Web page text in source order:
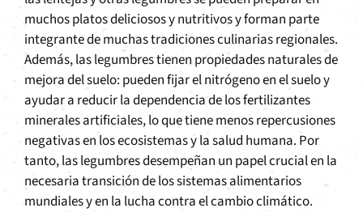
muchos platos deliciosos y nutritivos y forman parte
integrante de muchas tradiciones culinarias regionales.
Además, las legumbres tienen propiedades naturales de
mejora del suelo: pueden fijar el nitrógeno en el suelo y
ayudar a reducir la dependencia de los fertilizantes
minerales artificiales, lo que tiene menos repercusiones
negativas en los ecosistemas y la salud humana. Por
tanto, las legumbres desempeñan un papel crucial en la
necesaria transición de los sistemas alimentarios
mundiales y en la lucha contra el cambio climático.